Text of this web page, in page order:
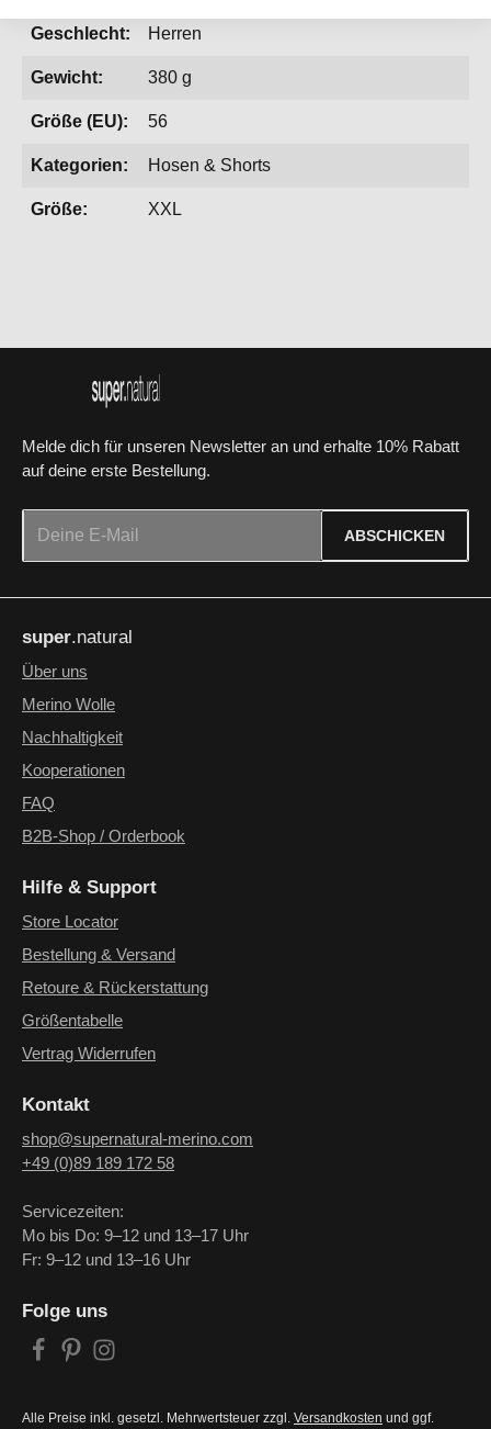
Geschlecht: Herren
Gewicht: 380 g
Größe (EU): 56
Kategorien: Hosen & Shorts
Größe: XXL
Melde dich für unseren Newsletter an und erhalte 10% Rabatt
auf deine erste Bestellung.
ABSCHICKEN
genommen und die
einverstanden.
Die mit einem Stern (*) markierten Felder sind Pflichtfelder.
Folge uns
Alle Preise inkl. gesetzl. Mehrwertsteuer zzgl. Versandkosten und ggf.
super.natural
Über uns
Merino Wolle
Nachhaltigkeit
Kooperationen
FAQ
B2B-Shop / Orderbook
Hilfe & Support
Store Locator
Bestellung & Versand
Retoure & Rückerstattung
Größentabelle
Vertrag Widerrufen
Kontakt
shop@supernatural-merino.com
+49 (0)89 189 172 58
Servicezeiten:
Mo bis Do: 9–12 und 13–17 Uhr
Fr: 9–12 und 13–16 Uhr